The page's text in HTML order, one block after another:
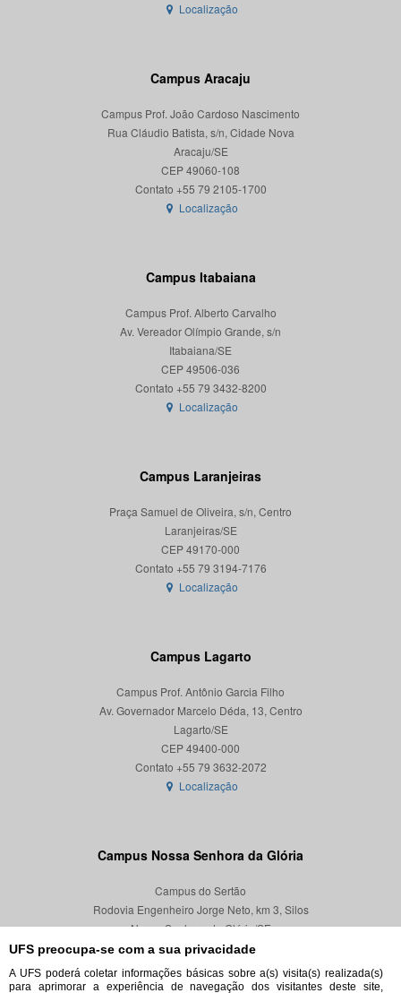
UFS preocupa-se com a sua privacidade
A UFS poderá coletar informações básicas sobre a(s) visita(s) realizada(s)
para aprimorar a experiência de navegação dos visitantes deste site,
Localização
Campus Aracaju
Campus Prof. João Cardoso Nascimento
Rua Cláudio Batista, s/n, Cidade Nova
Aracaju/SE
CEP 49060-108
Localização
Campus Itabaiana
Campus Prof. Alberto Carvalho
Av. Vereador Olímpio Grande, s/n
Itabaiana/SE
CEP 49506-036
Localização
Campus Laranjeiras
Praça Samuel de Oliveira, s/n, Centro
Laranjeiras/SE
CEP 49170-000
Localização
Campus Lagarto
Campus Prof. Antônio Garcia Filho
Av. Governador Marcelo Déda, 13, Centro
Lagarto/SE
CEP 49400-000
Localização
Campus Nossa Senhora da Glória
Campus do Sertão
Rodovia Engenheiro Jorge Neto, km 3, Silos
Nossa Senhora da Glória/SE
CEP 49680-000
Localização